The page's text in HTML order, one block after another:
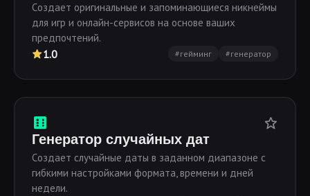
Создает оригинальные и запоминающиеся никнеймы
для игр и онлайн-сервисов на основе ваших
предпочтений.
1.0 #гейминг #генератор
Генератор случайных дат
Создает случайные даты в заданном диапазоне с
гибкими настройками формата, времени и дней
недели.